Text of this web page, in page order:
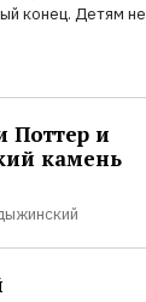
конец. Детям не
Поттер и
камень